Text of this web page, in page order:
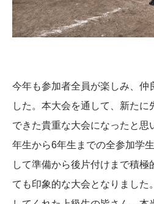
今年も参加者全員が楽しみ、仲
した。本大会を通して、新た
できた貴重な大会になったと思
年生から6年生までの全参加学
して準備から後片付けまで積極
ても印象的な大会となりました